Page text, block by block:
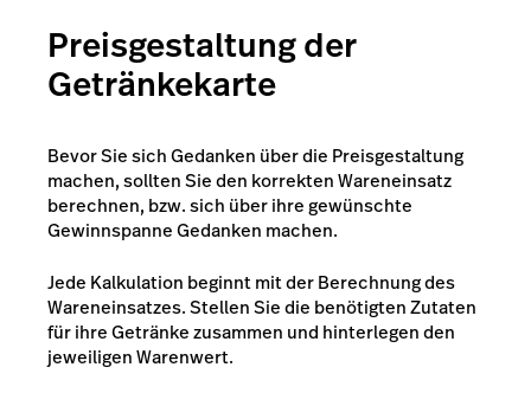
Preisgestaltung der
Getränkekarte
Bevor Sie sich Gedanken über die Preisgestaltung
machen, sollten Sie den korrekten Wareneinsatz
berechnen, bzw. sich über ihre gewünschte
Gewinnspanne Gedanken machen.
Jede Kalkulation beginnt mit der Berechnung des
Wareneinsatzes. Stellen Sie die benötigten Zutaten
für ihre Getränke zusammen und hinterlegen den
jeweiligen Warenwert.